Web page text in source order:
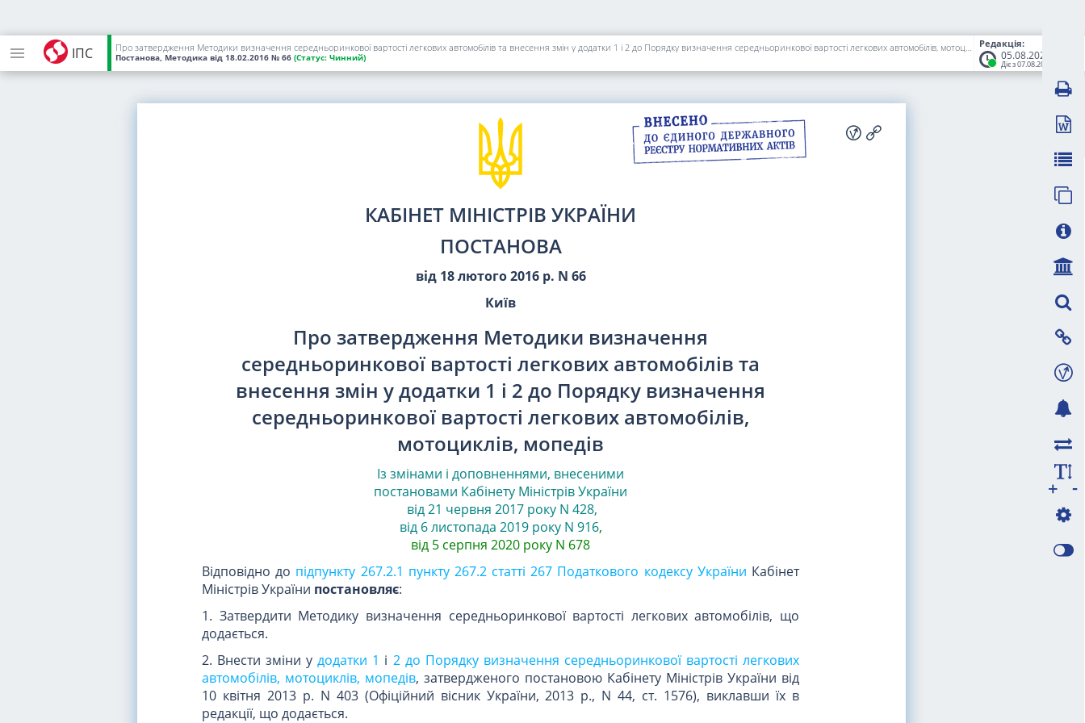
ІПС
Редакція:
05.08.2020
Діє з 07.08.2020
Про затвердження Методики визначення середньоринкової вартості легкових автомобілів та внесення змін у додатки 1 і 2 до Порядку визначення середньоринкової вартості легкових автомобілів, мотоциклів, мопедів
Постанова, Методика від 18.02.2016 № 66 (Статус: Чинний)
КАБІНЕТ МІНІСТРІВ УКРАЇНИ
ПОСТАНОВА
від 18 лютого 2016 р. N 66
Київ
Про затвердження Методики визначення
середньоринкової вартості легкових автомобілів та
внесення змін у додатки 1 і 2 до Порядку визначення
середньоринкової вартості легкових автомобілів,
мотоциклів, мопедів
Із змінами і доповненнями, внесеними
постановами Кабінету Міністрів України
від 21 червня 2017 року N 428,
від 6 листопада 2019 року N 916,
від 5 серпня 2020 року N 678
Відповідно до підпункту 267.2.1 пункту 267.2 статті 267 Податкового кодексу України Кабінет
Міністрів України постановляє:
1. Затвердити Методику визначення середньоринкової вартості легкових автомобілів, що
додається.
2. Внести зміни удодатки 1 і 2 до Порядку визначення середньоринкової вартості легкових
автомобілів, мотоциклів, мопедів, затвердженого постановою Кабінету Міністрів України від
10 квітня 2013 р. N 403 (Офіційний вісник України, 2013 р., N 44, ст. 1576), виклавши їх в
редакції, що додається.
-
+